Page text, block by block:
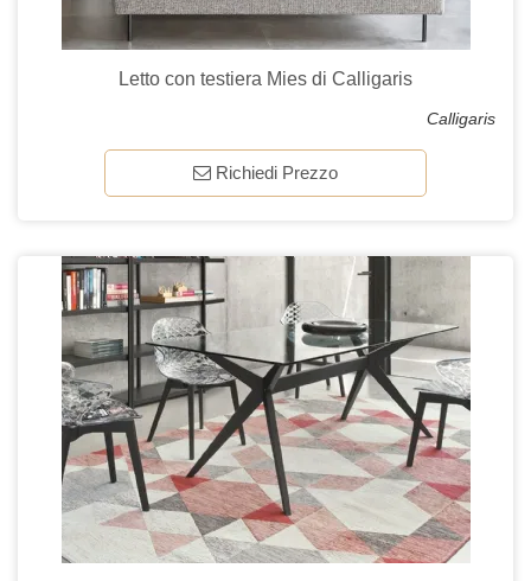
Letto con testiera Mies di Calligaris
Calligaris
Richiedi Prezzo